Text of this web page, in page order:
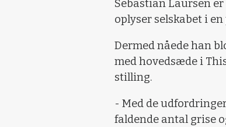
Sebastian Laursen
oplyser selskabet i en
Dermed nåede han
med hovedsæde i
stilling.
- Med de
faldende antal grise